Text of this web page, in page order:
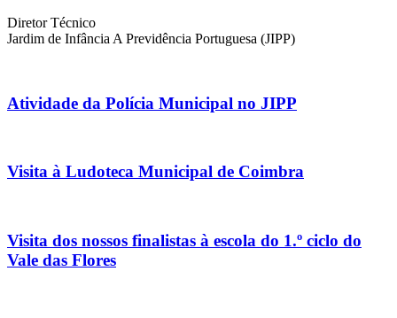
Diretor Técnico
Jardim de Infância A Previdência Portuguesa (JIPP)
Atividade da Polícia Municipal no JIPP
Visita à Ludoteca Municipal de Coimbra
Visita dos nossos finalistas à escola do 1.º ciclo do
Vale das Flores